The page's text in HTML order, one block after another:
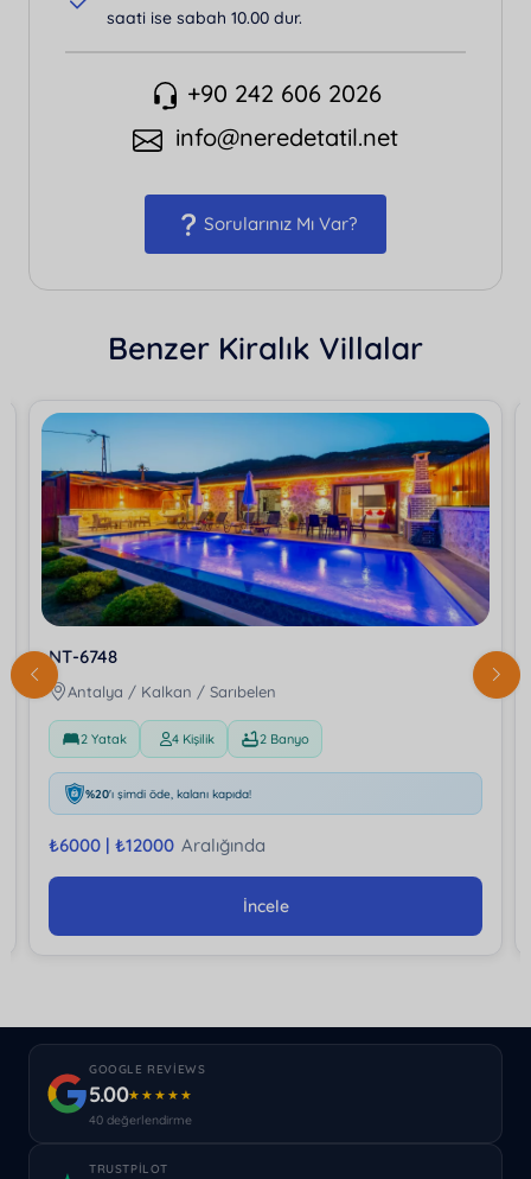
saati ise sabah 10.00 dur.
+90 242 606 2026
info@neredetatil.net
Sorularınız Mı Var?
Benzer Kiralık Villalar
NT-6748
Antalya / Kalkan / Sarıbelen
2 Yatak 4 Kişilik 2 Banyo
%20'ı şimdi öde, kalanı kapıda!
₺6000 | ₺12000 Aralığında
İncele
GOOGLE REVIEWS
5.00★★★★★
40 değerlendirme
TRUSTPILOT